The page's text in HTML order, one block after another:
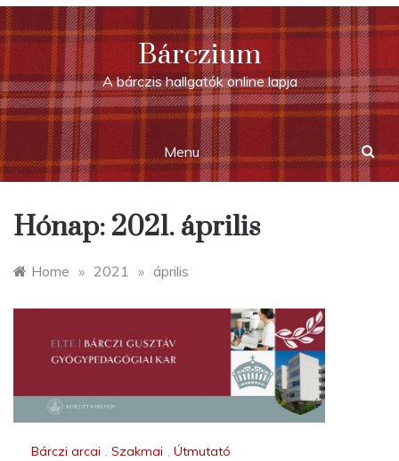
Skip
to
content
Bárczium
A bárczis hallgatók online lapja
Menu
Hónap: 2021. április
Home » 2021 » április
Bárczi arcai Szakmai Útmutató